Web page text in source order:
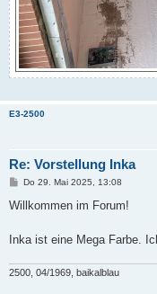
E3-2500
Re: Vorstellung Inka
B
i
a
g
Do 29. Mai 2025, 13:08
Willkommen im Forum!
Inka ist eine Mega Farbe.
2500, 04/1969, baikalblau